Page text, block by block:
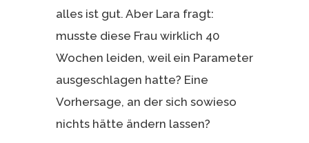
alles ist gut. Aber Lara fragt:
musste diese Frau wirklich 40
Wochen leiden, weil ein Parameter
ausgeschlagen hatte? Eine
Vorhersage, an der sich sowieso
nichts hätte ändern lassen?